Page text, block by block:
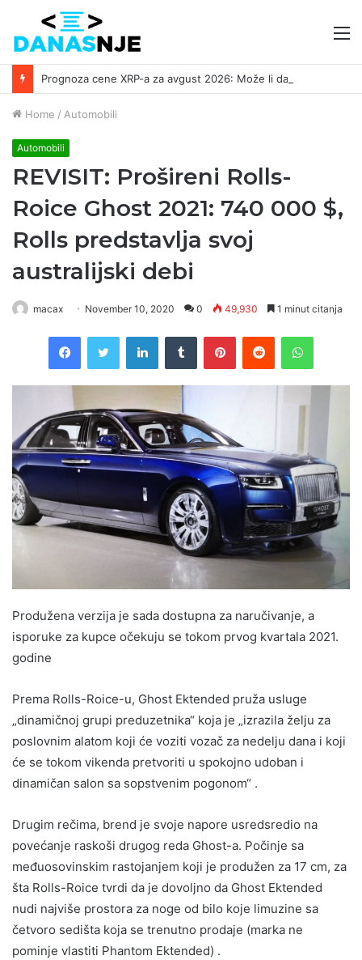
Home / Automobili
Automobili
REVISIT: Prošireni Rolls-
Roice Ghost 2021: 740 000 $,
Rolls predstavlja svoj
australijski debi
macax November 10, 2020 0 49,930 1 minut citanja
FacebookTwitter LinkedInTumblr PinterestReddit
Produžena verzija je sada dostupna za naručivanje, a
isporuke za kupce očekuju se tokom prvog kvartala 2021.
godine
Prema Rolls-Roice-u, Ghost Ektended pruža usluge
„dinamičnoj grupi preduzetnika“ koja je „izrazila želju za
poslovnim alatom koji će voziti vozač za nedelju dana i koji
će se tokom vikenda pretvoriti u spokojno udoban i
dinamičan salon sa sopstvenim pogonom“ .
Drugim rečima, brend je svoje napore usredsredio na
povećanje raskoši drugog reda Ghost-a. Počinje sa
međuosovinskim rastojanjem koji je produžen za 17 cm, za
šta Rolls-Roice tvrdi da je dovoljno da Ghost Ektended
nudi najviše prostora za noge od bilo koje limuzine sa
četvoro sedišta koja se trenutno prodaje (marka ne
pominje vlastiti Phantom Ektended) .